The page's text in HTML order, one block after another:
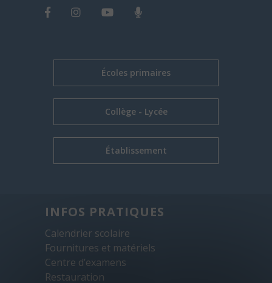
Écoles primaires
Collège - Lycée
Établissement
INFOS PRATIQUES
Calendrier scolaire
Fournitures et matériels
Centre d’examens
Restauration